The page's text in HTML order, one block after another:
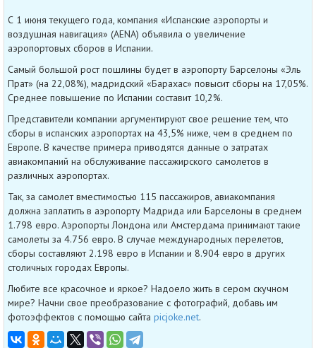
С 1 июня текущего года, компания «Испанские аэропорты и
воздушная навигация» (AENA) объявила о увеличение
аэропортовых сборов в Испании.
Самый большой рост пошлины будет в аэропорту Барселоны «Эль
Прат» (на 22,08%), мадридский «Барахас» повысит сборы на 17,05%.
Среднее повышение по Испании составит 10,2%.
Представители компании аргументируют свое решение тем, что
сборы в испанских аэропортах на 43,5% ниже, чем в среднем по
Европе. В качестве примера приводятся данные о затратах
авиакомпаний на обслуживание пассажирского самолетов в
различных аэропортах.
Так, за самолет вместимостью 115 пассажиров, авиакомпания
должна заплатить в аэропорту Мадрида или Барселоны в среднем
1.798 евро. Аэропорты Лондона или Амстердама принимают такие
самолеты за 4.756 евро. В случае международных перелетов,
сборы составляют 2.198 евро в Испании и 8.904 евро в других
столичных городах Европы.
Любите все красочное и яркое? Надоело жить в сером скучном
мире? Начни свое преобразование с фотографий, добавь им
фотоэффектов с помощью сайта picjoke.net.